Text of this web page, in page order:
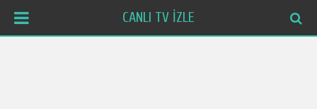
CANLI TV İZLE